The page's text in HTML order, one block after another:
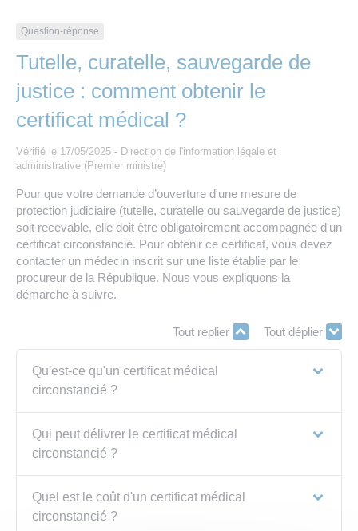
Travaux
Numérique
Annuaire de contacts
Nos publications
Question-réponse
Tutelle, curatelle, sauvegarde de
justice : comment obtenir le
certificat médical ?
Vérifié le 17/05/2025 - Direction de l'information légale et
administrative (Premier ministre)
Pour que votre demande d’ouverture d'une mesure de
protection judiciaire (tutelle, curatelle ou sauvegarde de justice)
soit recevable, elle doit être obligatoirement accompagnée d'un
certificat circonstancié. Pour obtenir ce certificat, vous devez
contacter un médecin inscrit sur une liste établie par le
procureur de la République. Nous vous expliquons la
démarche à suivre.
Tout replier Tout déplier
Qu'est-ce qu'un certificat médical
circonstancié ?
Qui peut délivrer le certificat médical
circonstancié ?
Quel est le coût d'un certificat médical
circonstancié ?